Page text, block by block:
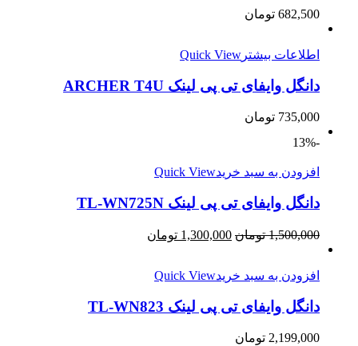
682,500 تومان
اطلاعات بیشتر Quick View
دانگل وایفای تی پی لینک ARCHER T4U
735,000 تومان
-13%
افزودن به سبد خریدQuick View
دانگل وایفای تی پی لینک TL-WN725N
1,500,000 تومان 1,300,000 تومان
افزودن به سبد خریدQuick View
دانگل وایفای تی پی لینک TL-WN823
2,199,000 تومان